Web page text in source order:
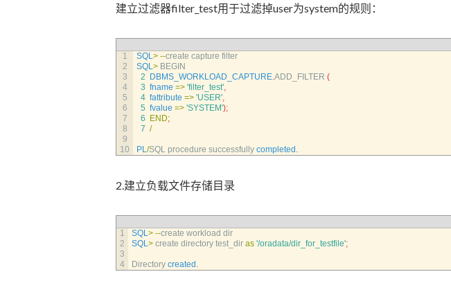
建立过滤器filter_test用于过滤掉user为system的规则：
1
2
3
4
5
6
7
8
9
10
SQL > --create capture filter
SQL > BEGIN
2 DBMS_WORKLOAD_CAPTURE ADD_FILTER (
3 fname => 'filter_test'
4 fattribute => 'USER'
5 fvalue => 'SYSTEM');
6 END;
7 /
PL /SQL procedure successfully completed
2.建立负载文件存储目录
1
2
3
4
SQL > --create workload dir
SQL > create directory test_dir as '/oradata/dir_for_testfile';
Directory created